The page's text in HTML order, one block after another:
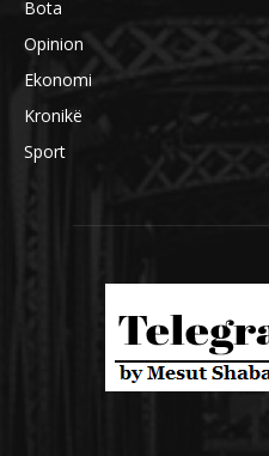
Bota
Opinion
Ekonomi
Kronikë
Sport